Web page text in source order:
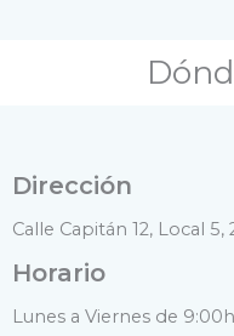
Dirección
Calle Capitán 12, Local
Horario
Lunes a Viernes de